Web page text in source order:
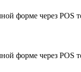
форме через POS
форме через POS